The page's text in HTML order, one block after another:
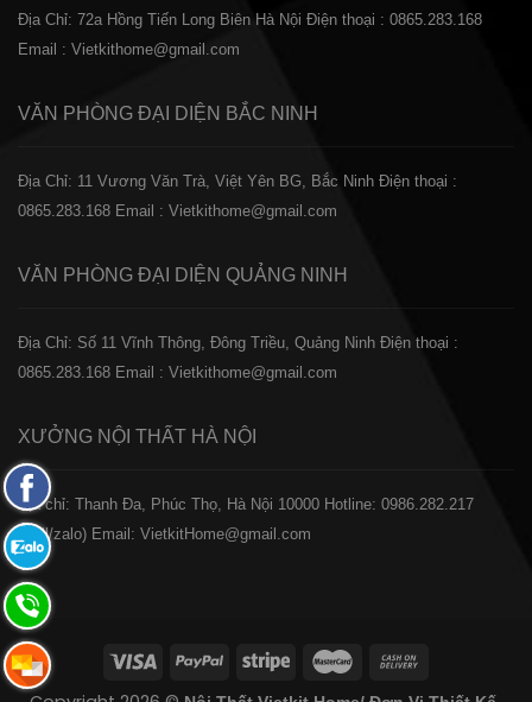
Địa Chỉ: 72a Hồng Tiến Long Biên Hà Nội Điện thoại : 0865.283.168
Email : Vietkithome@gmail.com
VĂN PHÒNG ĐẠI DIỆN BẮC NINH
Địa Chỉ: 11 Vương Văn Trà, Việt Yên BG, Bắc Ninh Điện thoại :
0865.283.168 Email : Vietkithome@gmail.com
VĂN PHÒNG ĐẠI DIỆN QUẢNG NINH
Địa Chỉ: Số 11 Vĩnh Thông, Đông Triều, Quảng Ninh Điện thoại :
0865.283.168 Email : Vietkithome@gmail.com
XƯỞNG NỘI THẤT HÀ NỘI
️Địa chỉ: Thanh Đa, Phúc Thọ, Hà Nội 10000 Hotline: 0986.282.217
(Call/zalo) Email: VietkitHome@gmail.com
Fanpage
Facebook
Zalo:
0865.283.168
Hotline:
0865.283.168
Hotline: